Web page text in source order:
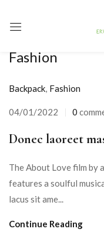
Fashion
Backpack, Fashion
Posted
04/01/2022 0
Donec laoreet
The About Love film by
features a soulful
lacus sit ame...
Continue Reading